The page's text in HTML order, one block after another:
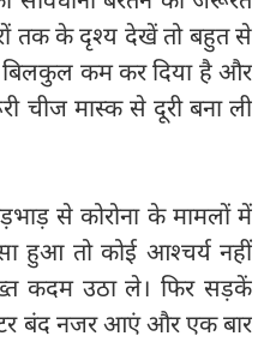
तक के दृश्य देखें तो बहुत से
बिलकुल कम कर दिया है और
चीज मास्क से दूरी बना ली
से कोरोना के मामलों में
हुआ तो कोई आश्चर्य नहीं
कदम उठा ले। फिर सड़कें
बंद नजर आएं और एक बार